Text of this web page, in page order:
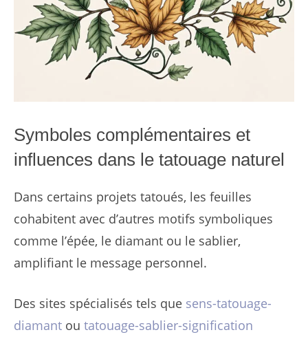
Symboles complémentaires et
influences dans le tatouage naturel
Dans certains projets tatoués, les feuilles
cohabitent avec d’autres motifs symboliques
comme l’épée, le diamant ou le sablier,
amplifiant le message personnel.
Des sites spécialisés tels que sens-tatouage-
diamant ou tatouage-sablier-signification